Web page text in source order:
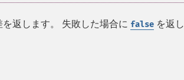
返します。 失敗した場合に false を返し